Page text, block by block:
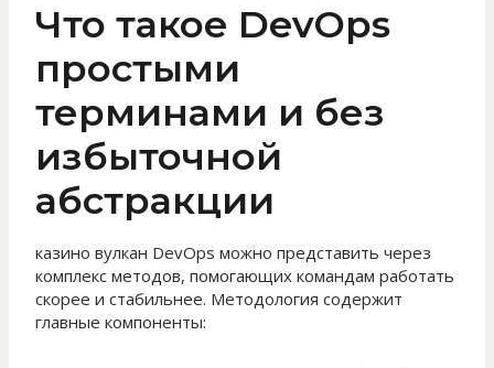
Что такое DevOps
простыми
терминами и без
избыточной
абстракции
казино вулкан DevOps можно представить через
комплекс методов, помогающих командам работать
скорее и стабильнее. Методология содержит
главные компоненты: